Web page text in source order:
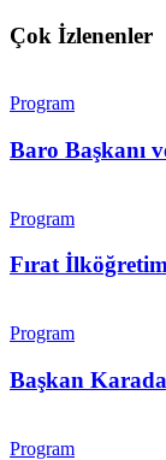
Çok İzlenenler
Program
Baro Başkanı
Program
Fırat
Program
Başkan
Program